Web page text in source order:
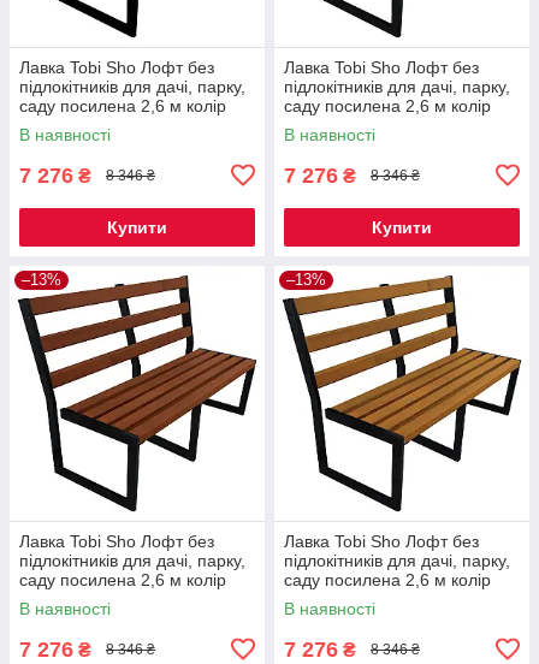
Лавка Tobi Sho Лофт без
підлокітників для дачі, парку,
саду посилена 2,6 м колір
каштан
В наявності
7 276 ₴ 8 346 ₴
Купити
Лавка Tobi Sho Лофт без
підлокітників для дачі, парку,
саду посилена 2,6 м колір
черешня
В наявності
7 276 ₴ 8 346 ₴
Купити
–13%
Лавка Tobi Sho Лофт без
підлокітників для дачі, парку,
саду посилена 2,6 м колір
макасар
В наявності
7 276 ₴ 8 346 ₴
–13%
Лавка Tobi Sho Лофт без
підлокітників для дачі, парку,
саду посилена 2,6 м колір
дуб
В наявності
7 276 ₴ 8 346 ₴